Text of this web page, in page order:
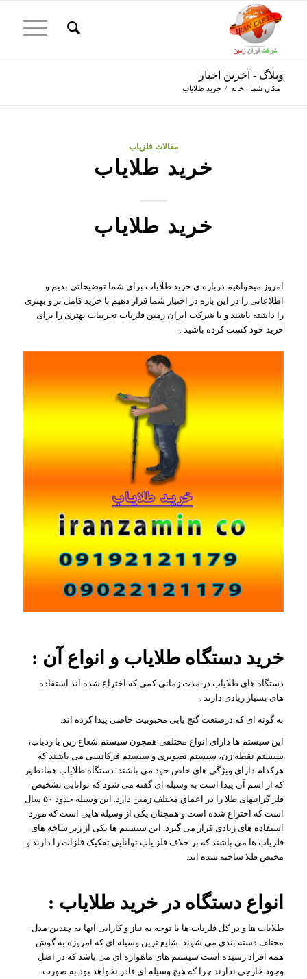
وبلاگ - آخرین اخبار
مکان شما: خانه / خرید طلایاب
مقالات فلزیاب
خرید طلایاب
خرید طلایاب
امروز میخواهیم درباره ی خرید طلایاب برای شما توضیحاتی بدیم و
اطلاعاتی را در این باره در اختیار شما قرار دهیم تا خرید کامل تر و بهتری
را داشته باشید و با شرکت ایران زمین فلزیاب تجربیات بهتری را برای
خرید خود کسب کرده باشید .
خرید دستگاه طلایاب و انواع آن :
دستگاه های طلایاب در مدت زمانی کمی که اختراع شده اند استفاده
های بسیار زیادی دارند .
به گونه ای که درصنعت گنج یابی محبوبیت خاصی پیدا کرده اند.
این سیستم ها دارای انواع مختلفی همچون سیستم شعاع زین یا ردیاب،
سیستم نقطه زن، سیستم تصویری و سیستم فرکانسی می باشند که
هرکدام دارای ویژگی های خاص خود می باشند. دستگاه طلایاب همانطور
که از اسم آن پیدا است به وسیله ای گفته می شود که توانایی تشخیص
فلز گرانبهای طلا را در اعماق مختلف زمین دارد. این وسیله حدود ۵۰ سال
است که اختراع شده است و همچنان یکی از وسیله هایی است که مورد
استفاده های زیادی قرار می گیرد. این سیستم ها یکی از زیر شاخه های
فلزیاب ها می باشند که بر خلاف فلز یاب توانایی تفکیک فلزات را دارند و
مختص طلا ساخته شده اند.
انواع دستگاه در خرید طلایاب :
طلایاب ها و در کل فلزیاب ها با توجه به نیاز و کارایی آنها به چندین مدل
مختلف دسته بندی می شوند. شایع ترین وسیله ای که امروزه به گوش
همه افراد رسیده است سیستم های ماهواره ای می باشد که در اصل
وجود خارجی ندارند چرا که هیچ وسیله ای قادر نخواهد بود به صورت